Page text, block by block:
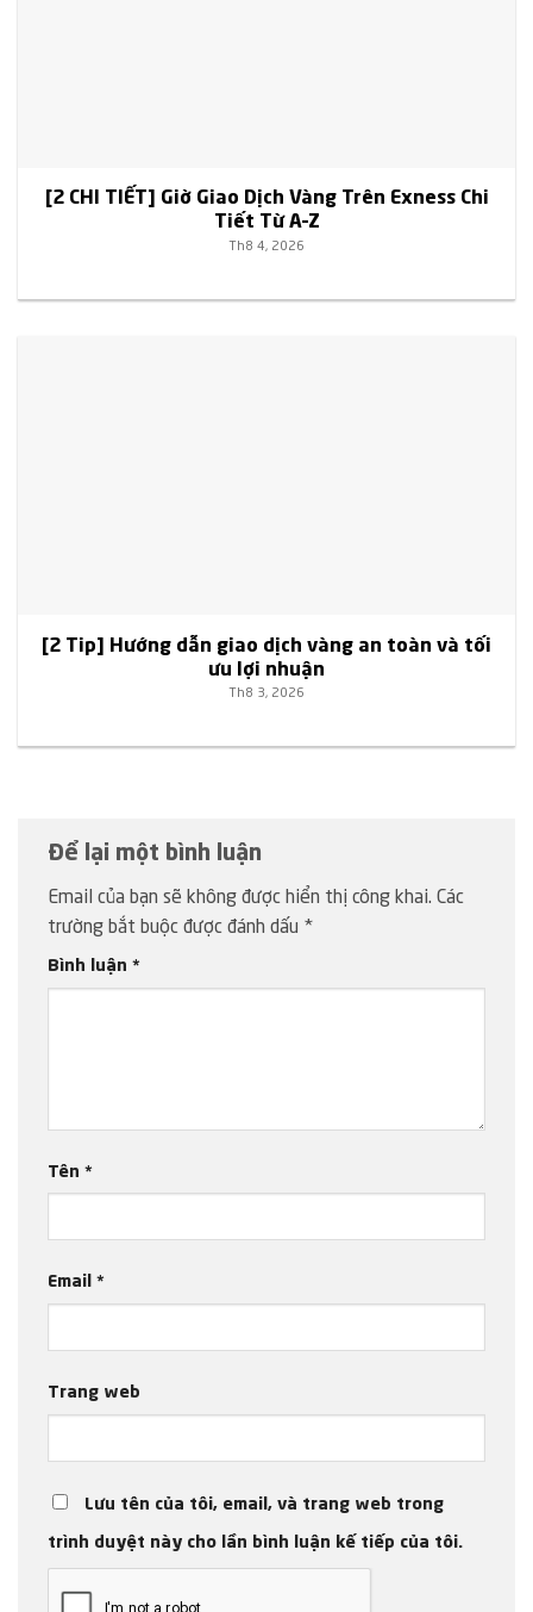
[2 CHI TIẾT] Giờ Giao Dịch Vàng Trên Exness Chi
Tiết Từ A–Z
Th8 4, 2026
[2 Tip] Hướng dẫn giao dịch vàng an toàn và tối
ưu lợi nhuận
Th8 3, 2026
Để lại một bình luận
Email của bạn sẽ không được hiển thị công khai. Các
trường bắt buộc được đánh dấu *
Bình luận *
Tên *
Email *
Trang web
Lưu tên của tôi, email, và trang web trong
trình duyệt này cho lần bình luận kế tiếp của tôi.